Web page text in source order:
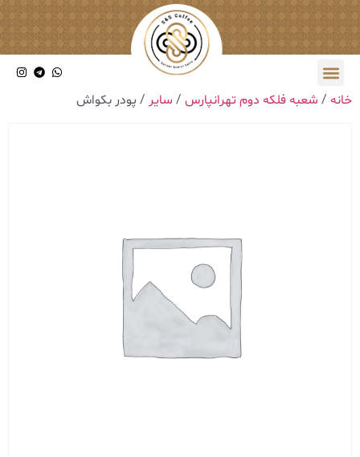
خانه / شعبه فلکه دوم تهرانپارس / سایر / پودر بکواش